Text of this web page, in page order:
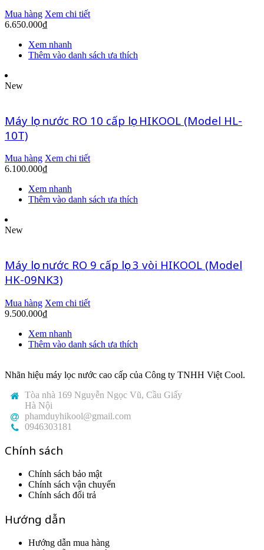
Mua hàng Xem chi tiết
6.650.000₫
Xem nhanh
Thêm vào danh sách ưa thích
New
Máy lọc nước RO 10 cấp lọc HIKOOL (Model HL-
10T)
Mua hàng Xem chi tiết
6.100.000₫
Xem nhanh
Thêm vào danh sách ưa thích
New
Máy lọc nước RO 9 cấp lọc 3 vòi HIKOOL (Model
HK-09NK3)
Mua hàng Xem chi tiết
9.500.000₫
Xem nhanh
Thêm vào danh sách ưa thích
Nhãn hiệu máy lọc nước cao cấp của Công ty TNHH Việt Cool.
Tòa nhà 169 Nguyễn Ngọc Vũ, Cầu Giấy
Hà Nội
phamduyhikool@gmail.com
0946303181
Chính sách
Chính sách bảo mật
Chính sách vận chuyển
Chính sách đổi trả
Hướng dẫn
Hướng dẫn mua hàng